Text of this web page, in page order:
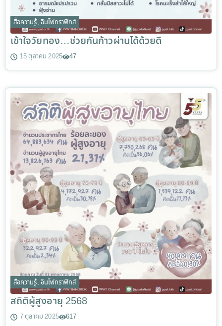
สื่อความรู้, อินโฟกราฟิกส์
เข้าใจวัยทอง…ช่วยกันก้าวผ่านได้ด้วยดี
15 ตุลาคม 2025 47
สื่อความรู้, อินโฟกราฟิกส์
สถิติผู้สูงอายุ 2568
7 ตุลาคม 2025 617